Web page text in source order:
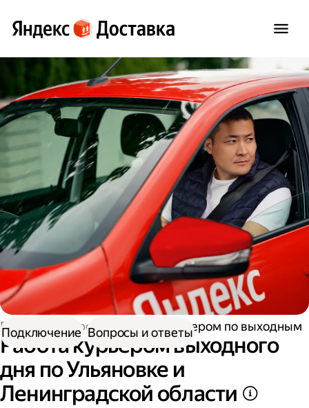
Работа курьером Работа курьером по выходным
Работа курьером выходного
дня по Ульяновке и
Ленинградской области
Подключение Вопросы и ответы